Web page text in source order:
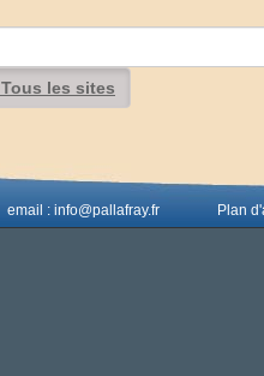
Tous les sites
email : info@pallafray.fr Plan